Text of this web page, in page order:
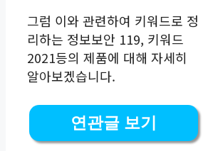
그럼 이와 관련하여 키워드로 정
리하는 정보보안 119, 키워드
2021등의 제품에 대해 자세히
알아보겠습니다.
연관글 보기